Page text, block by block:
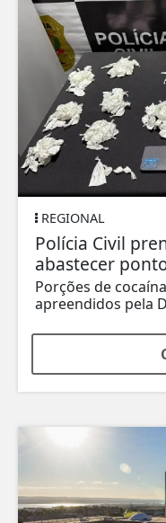
REGIONAL
Polícia Civil
abastecer
Porções de
apreendidos pela